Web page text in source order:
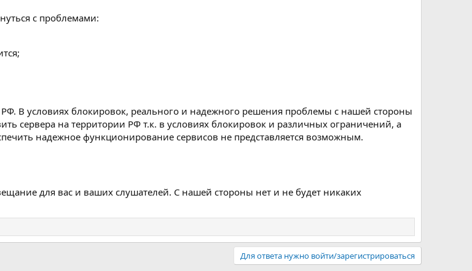
с проблемами:
В условиях блокировок, реального и надежного решения проблемы с нашей стороны
сервера на территории РФ т.к. в условиях блокировок и различных ограничений, а
надежное функционирование сервисов не представляется возможным.
для вас и ваших слушателей. С нашей стороны нет и не будет никаких
Для ответа нужно войти/зарегистрироваться